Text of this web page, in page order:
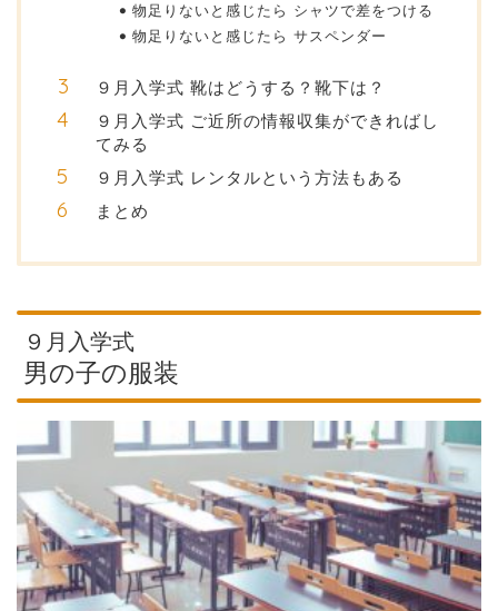
物足りないと感じたら シャツで差をつける
物足りないと感じたら サスペンダー
９月入学式 靴はどうする？靴下は？
９月入学式 ご近所の情報収集ができればし
てみる
９月入学式 レンタルという方法もある
まとめ
９月入学式
男の子の服装